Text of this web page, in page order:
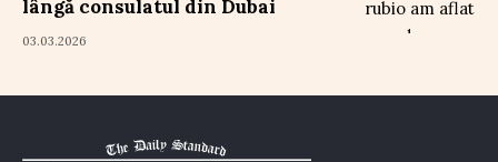
lângă consulatul din Dubai
03.03.2026